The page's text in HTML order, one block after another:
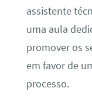
assistente
uma aula
promover os
em favor de
processo.